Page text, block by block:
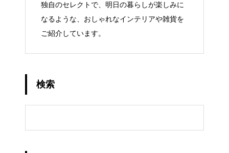
独自のセレクトで、明日の暮らしが楽しみに
なるような、おしゃれなインテリアや雑貨を
ご紹介しています。
検索